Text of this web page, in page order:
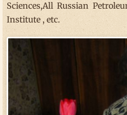
Sciences,All Russian
Institute , etc.